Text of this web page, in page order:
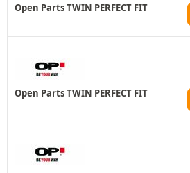
Open Parts TWIN PERFECT FIT
Open Parts TWIN PERFECT FIT